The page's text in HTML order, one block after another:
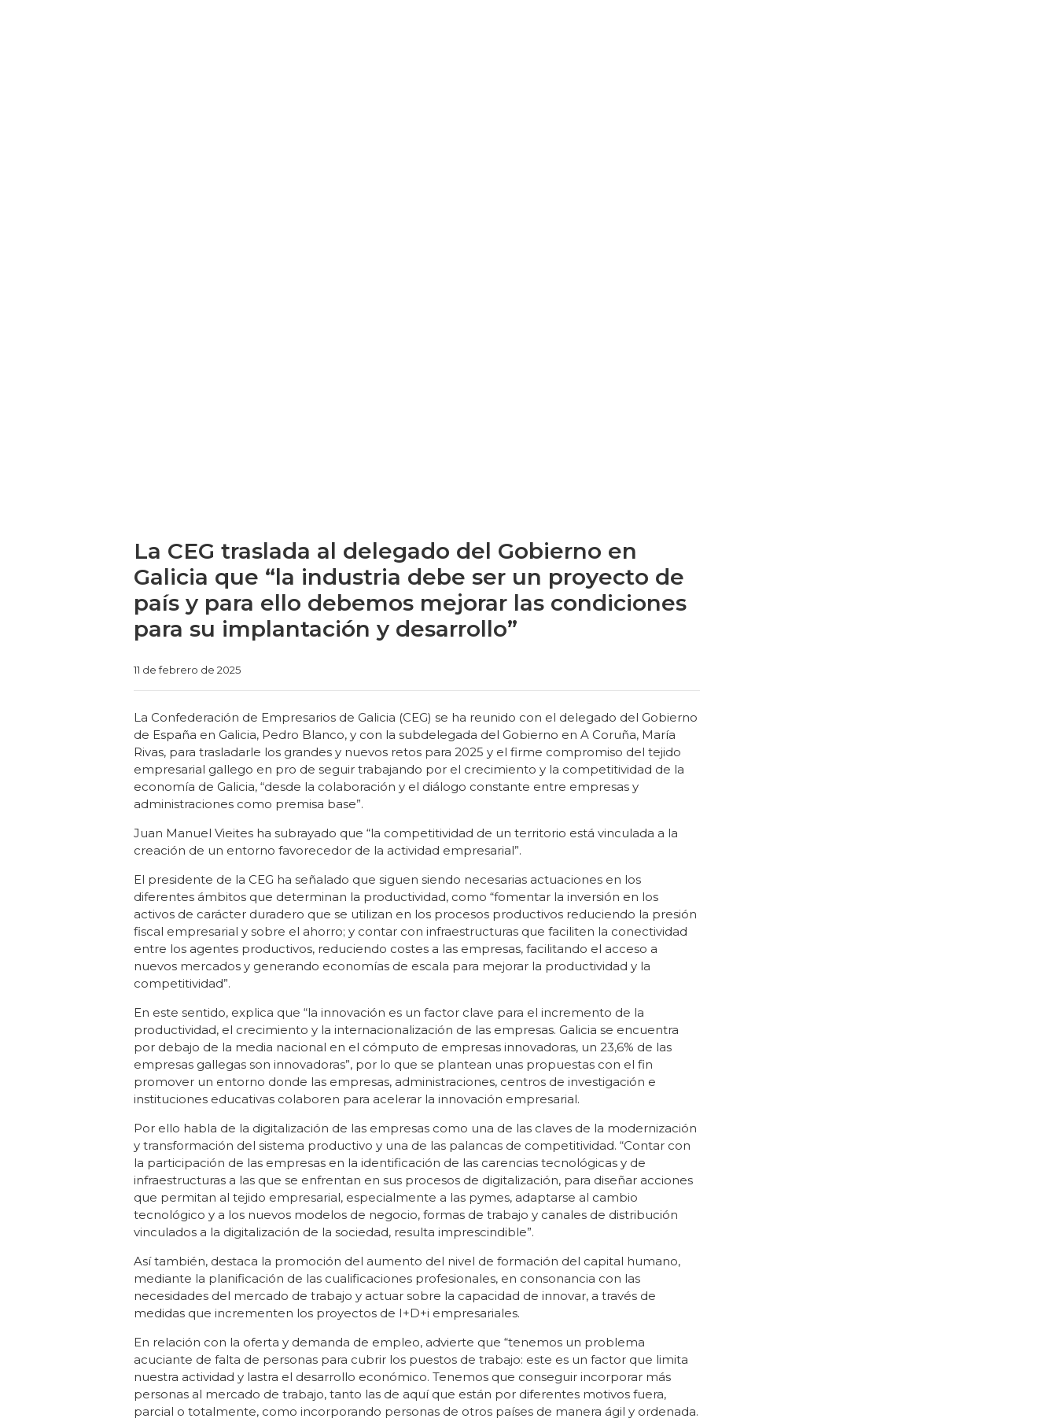
La CEG traslada al delegado del Gobierno en
Galicia que “la industria debe ser un proyecto de
país y para ello debemos mejorar las condiciones
para su implantación y desarrollo”
11 de febrero de 2025Categories
La Confederación de Empresarios de Galicia (CEG) se ha reunido con el delegado del Gobierno
de España en Galicia, Pedro Blanco, y con la subdelegada del Gobierno en A Coruña, María
Rivas, para trasladarle los grandes y nuevos retos para 2025 y el firme compromiso del tejido
empresarial gallego en pro de seguir trabajando por el crecimiento y la competitividad de la
economía de Galicia, “desde la colaboración y el diálogo constante entre empresas y
administraciones como premisa base”.
Juan Manuel Vieites ha subrayado que “la competitividad de un territorio está vinculada a la
creación de un entorno favorecedor de la actividad empresarial”.
El presidente de la CEG ha señalado que siguen siendo necesarias actuaciones en los
diferentes ámbitos que determinan la productividad, como “fomentar la inversión en los
activos de carácter duradero que se utilizan en los procesos productivos reduciendo la presión
fiscal empresarial y sobre el ahorro; y contar con infraestructuras que faciliten la conectividad
entre los agentes productivos, reduciendo costes a las empresas, facilitando el acceso a
nuevos mercados y generando economías de escala para mejorar la productividad y la
competitividad”.
En este sentido, explica que “la innovación es un factor clave para el incremento de la
productividad, el crecimiento y la internacionalización de las empresas. Galicia se encuentra
por debajo de la media nacional en el cómputo de empresas innovadoras, un 23,6% de las
empresas gallegas son innovadoras”, por lo que se plantean unas propuestas con el fin
promover un entorno donde las empresas, administraciones, centros de investigación e
instituciones educativas colaboren para acelerar la innovación empresarial.
Por ello habla de la digitalización de las empresas como una de las claves de la modernización
y transformación del sistema productivo y una de las palancas de competitividad. “Contar con
la participación de las empresas en la identificación de las carencias tecnológicas y de
infraestructuras a las que se enfrentan en sus procesos de digitalización, para diseñar acciones
que permitan al tejido empresarial, especialmente a las pymes, adaptarse al cambio
tecnológico y a los nuevos modelos de negocio, formas de trabajo y canales de distribución
vinculados a la digitalización de la sociedad, resulta imprescindible”.
Así también, destaca la promoción del aumento del nivel de formación del capital humano,
mediante la planificación de las cualificaciones profesionales, en consonancia con las
necesidades del mercado de trabajo y actuar sobre la capacidad de innovar, a través de
medidas que incrementen los proyectos de I+D+i empresariales.
En relación con la oferta y demanda de empleo, advierte que “tenemos un problema
acuciante de falta de personas para cubrir los puestos de trabajo: este es un factor que limita
nuestra actividad y lastra el desarrollo económico. Tenemos que conseguir incorporar más
personas al mercado de trabajo, tanto las de aquí que están por diferentes motivos fuera,
parcial o totalmente, como incorporando personas de otros países de manera ágil y ordenada.